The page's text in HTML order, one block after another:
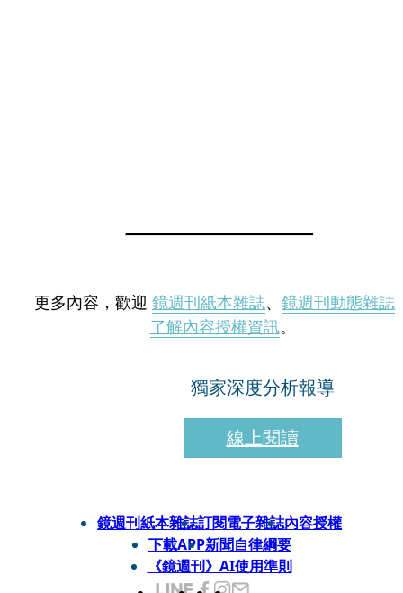
更多內容，歡迎 鏡週刊紙本雜誌、 鏡週刊動態雜誌
了解內容授權資訊。
獨家深度分析報導
線上閱讀
鏡週刊紙本雜誌訂閱電子雜誌內容授權
下載APP新聞自律綱要
《鏡週刊》AI使用準則